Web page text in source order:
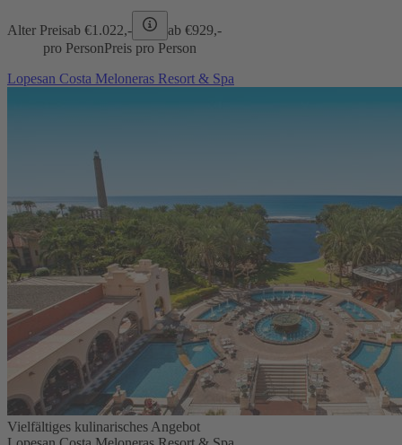
Alter Preisab €1.022,- ab €929,-
pro PersonPreis pro Person
Lopesan Costa Meloneras Resort & Spa
Vielfältiges kulinarisches Angebot